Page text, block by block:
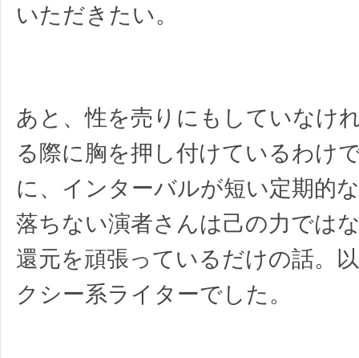
いただきたい。
あと、性を売りにもしていなけ
る際に胸を押し付けているわけ
に、インターバルが短い定期的
落ちない演者さんは己の力では
還元を頑張っているだけの話。
クシー系ライターでした。